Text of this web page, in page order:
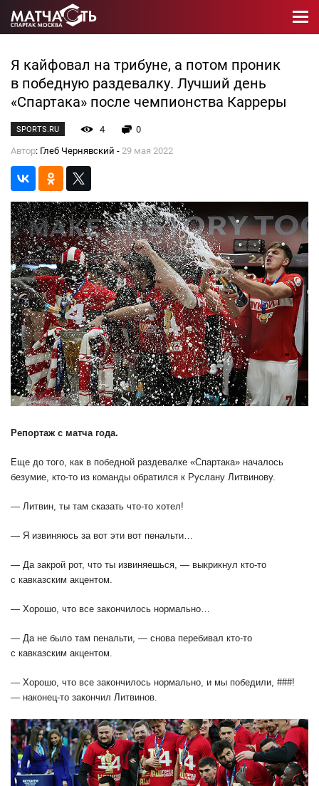
Я кайфовал на трибуне, а потом проник
в победную раздевалку. Лучший день
«Спартака» после чемпионства Карреры
SPORTS.RU 4
0
Автор: Глеб Чернявский - 29 мая 2022
Репортаж с матча года.
Еще до того, как в победной раздевалке «Спартака» началось
безумие, кто-то из команды обратился к Руслану Литвинову.
— Литвин, ты там сказать что-то хотел!
— Я извиняюсь за вот эти вот пенальти…
— Да закрой рот, что ты извиняешься, — выкрикнул кто-то
с кавказским акцентом.
— Хорошо, что все закончилось нормально…
— Да не было там пенальти, — снова перебивал кто-то
с кавказским акцентом.
— Хорошо, что все закончилось нормально, и мы победили, ###!
— наконец-то закончил Литвинов.